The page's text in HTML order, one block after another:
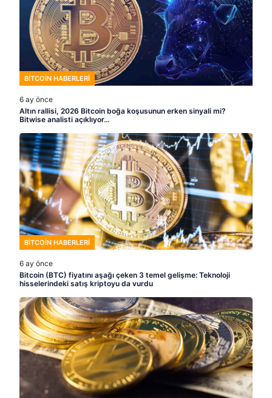
BITCOIN HABERLERI
6 ay önce
Altın rallisi, 2026 Bitcoin boğa koşusunun erken sinyali mi?
Bitwise analisti açıklıyor…
BITCOIN HABERLERI
6 ay önce
Bitcoin (BTC) fiyatını aşağı çeken 3 temel gelişme: Teknoloji
hisselerindeki satış kriptoyu da vurdu